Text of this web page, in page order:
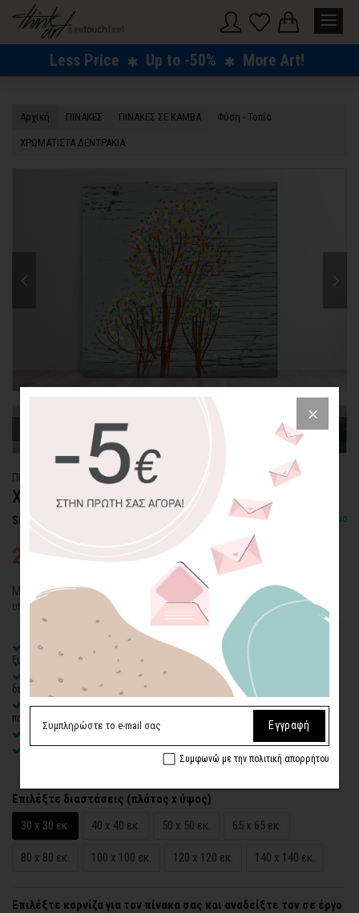
Less Price Up to -50% More Art!
Αρχική ΠΙΝΑΚΕΣ ΠΙΝΑΚΕΣ ΣΕ ΚΑΜΒΑ Φύση - Τοπία
ΧΡΩΜΑΤΙΣΤΑ ΔΕΝΤΡΑΚΙΑ
ΠΙΝΑΚΑΣ ΚΑΜΒΑΣ
ΧΡΩΜΑΤΙΣΤΑ ΔΕΝΤΡΑΚΙΑ
SKU: CVPS-24-SQ Διαθέσιμο
25,03€
Μίνιμαλ πίνακας με "Χρωματιστά Δεντράκια" και γκρι φόντο για το
υπνοδωμάτιο, το γραφείο ή ακόμη και το σαλόνι σας.
100% πιστοποιημένος βαμβακερός καμβάς
ξυλείας
Οικολογική εκτύπωση
με μελάνια νερού latex, χωρίς χημικούς
διαλύτες και οσμές
Δυνατότητα προσθήκηςξύλινης διακοσμητικής κορνίζαςμε
πολλές επιλογές
Χειροποίητη κατασκευή
, ένας – ένας πίνακας κατά παραγγελία
Έτοιμοι για τοποθέτηση – με κρυφό σύστημα στήριξης
Επιλέξτε διαστάσεις (πλάτος x ύψος)
30 x 30 εκ.
40 x 40 εκ. 50 x 50 εκ. 65 x 65 εκ.
80 x 80 εκ. 100 x 100 εκ. 120 x 120 εκ. 140 x 140 εκ.
Επιλέξτε κορνίζα για τον πίνακα σας και αναδείξτε τον σε έργο
Εγγραφή
Συμφωνώ με την πολιτική απορρήτου